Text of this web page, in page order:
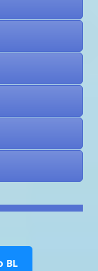
BL